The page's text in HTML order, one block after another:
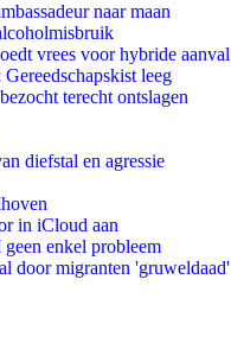
naar maan
vrees voor hybride aanval
leeg
terecht ontslagen
diefstal en agressie
in iCloud aan
enkel probleem
door migranten 'gruweldaad'